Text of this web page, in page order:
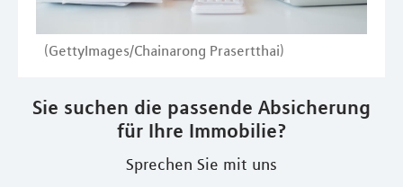
(GettyImages/Chainarong Prasertthai)
Sie suchen die passende Absicherung
für Ihre Immobilie?
Sprechen Sie mit uns